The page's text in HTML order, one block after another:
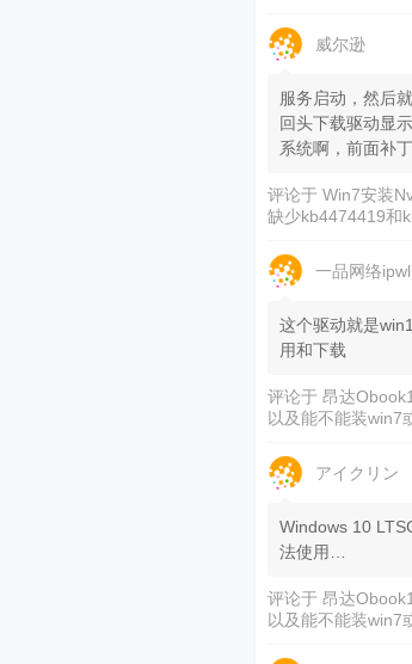
威尔逊
服务启动，然后
回头下载驱动显
系统啊，前面补
评论于Win7安装
缺少kb4474419和
一品网络
这个驱动就是
用和下载
评论于昂达
以及能不能装win7
アイクリン
Windows 10
法使用…
评论于昂达
以及能不能装win7